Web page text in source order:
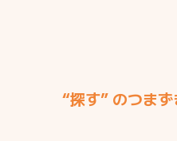
“探す” のつま